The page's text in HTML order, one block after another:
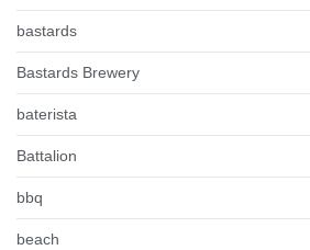
bastards
Bastards Brewery
baterista
Battalion
bbq
beach